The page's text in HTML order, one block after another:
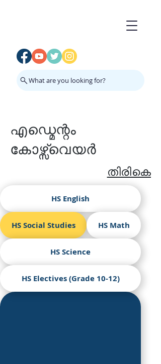
What are you looking for?
എഡ്മെന്റം
കോഴ്സ്വെയർ
തിരികെ
HS English
HS Social Studies HS Math
HS Science
HS Electives (Grade 10-12)